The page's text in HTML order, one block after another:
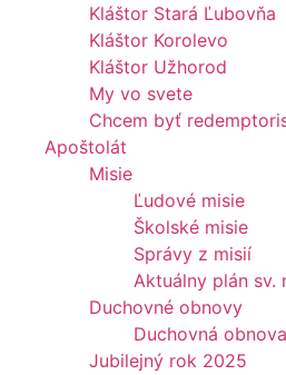
Kláštor Stará Ľubovňa
Kláštor Korolevo
Kláštor Užhorod
My vo svete
Chcem byť
Apoštolát
Misie
Ľudové misie
Školské misie
Správy z misií
Aktuálny plán sv.
Duchovné obnovy
Duchovná
Jubilejný rok 2025